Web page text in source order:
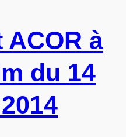
à
du 14